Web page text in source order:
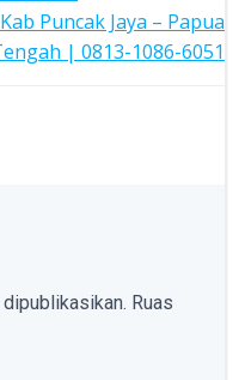
Puncak Jaya – Papua
| 0813-1086-6051
Ruas